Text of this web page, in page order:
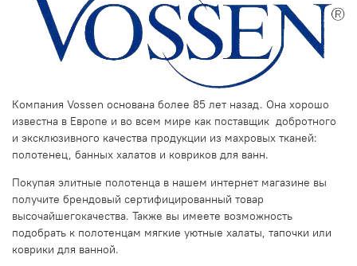
Компания Vossen основана более 85 лет назад. Она хорошо
известна в Европе и во всем мире как поставщик добротного
и эксклюзивного качества продукции из махровых тканей:
полотенец, банных халатов и ковриков для ванн.
Покупая элитные полотенца в нашем интернет магазине вы
получите брендовый сертифицированный товар
высочайшегокачества. Также вы имеете возможность
подобрать к полотенцам мягкие уютные халаты, тапочки или
коврики для ванной.